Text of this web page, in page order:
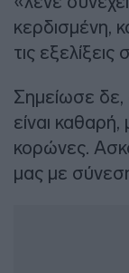
κερδισμένη,
τις
Σημείωσε δε,
είναι
κορώνες.
μας με